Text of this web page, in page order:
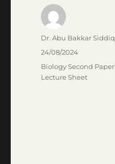
Author
Dr. Abu Bakkar Siddiq
Posted
on
24/08/2024
Categories
Biology Second Paper
Lecture Sheet